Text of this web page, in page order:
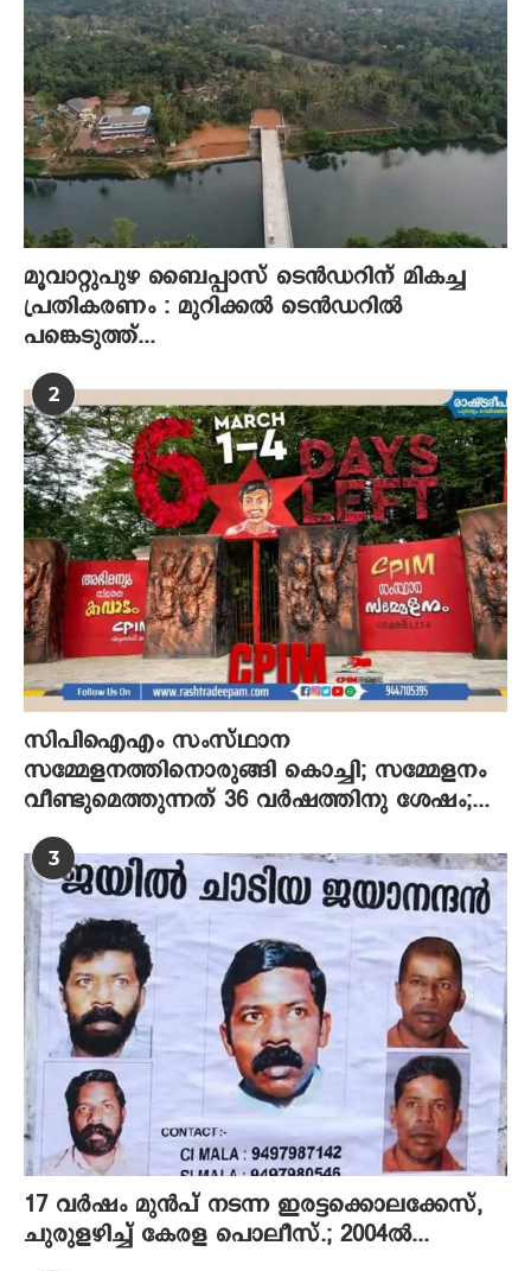
മൂവാറ്റുപുഴ ബൈപ്പാസ് ടെൻഡറിന് മികച്ച
പ്രതികരണം : മുറിക്കൽ ടെൻഡറിൽ
പങ്കെടുത്ത്...
2
സിപിഐഎം സംസ്ഥാന
സമ്മേളനത്തിനൊരുങ്ങി കൊച്ചി; സമ്മേളനം
വീണ്ടുമെത്തുന്നത് 36 വര്‍ഷത്തിനു ശേഷം;...
3
17 വര്‍ഷം മുന്‍പ് നടന്ന ഇരട്ടക്കൊലക്കേസ്,
ചുരുളഴിച്ച് കേരള പൊലീസ്.; 2004ല്‍...